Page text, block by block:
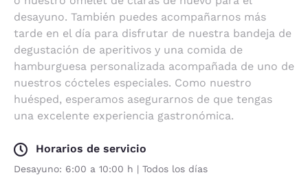
desayuno. También puedes acompañarnos más
tarde en el día para disfrutar de nuestra bandeja de
degustación de aperitivos y una comida de
hamburguesa personalizada acompañada de uno de
nuestros cócteles especiales. Como nuestro
huésped, esperamos asegurarnos de que tengas
una excelente experiencia gastronómica.
Horarios de servicio
Desayuno: 6:00 a 10:00 h | Todos los días